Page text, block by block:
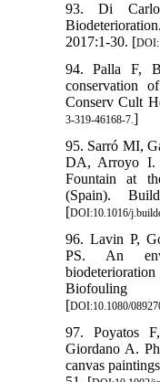
93. Di
2017:1-30. [
94. Palla F,
conservation
Conserv Cult
3-319-46168-7.]
95. Sarró MI,
DA, Arroyo I.
Fountain at
(Spain).
[DOI:10.1016/
96. Lavin P,
PS. An
[DOI:10.1080/
97. Poyatos
Giordano A.
canvas